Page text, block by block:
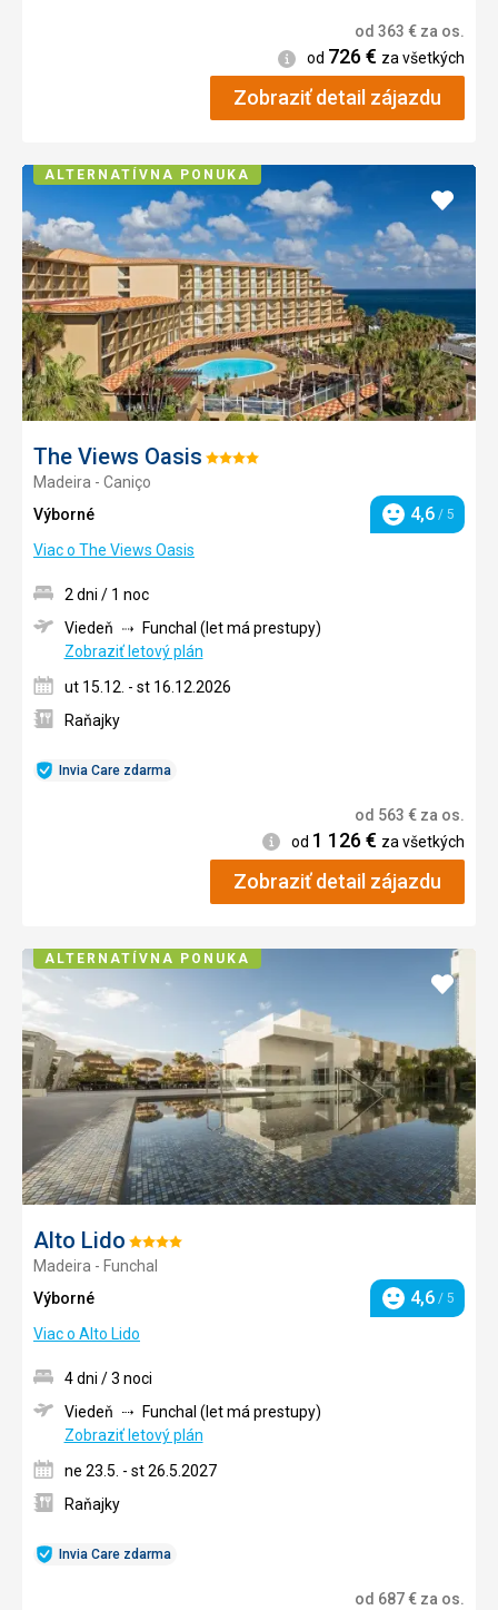
od 363 € za os.
Informácie
od 726€ za všetkých
Zobraziť detail zájazdu
The Views Oasis Hodnotenie:
Madeira - Caniço
Výborné
Hodnotenie
4,6 / 5
Viac o The Views Oasis
Pridať
Invia Care zdarma
2 dni / 1 noc
Viedeň
Funchal (let má prestupy)
Zobraziť letový plán
ut 15.12. - st 16.12.2026
Raňajky
od 563 € za os.
Informácie
od 1 126€ za všetkých
Zobraziť detail zájazdu
ALTERNATÍVNA PONUKA
Alto Lido Hodnotenie:
4/5
Madeira - Funchal
Výborné
Hodnotenie
4,6 / 5
Viac o Alto Lido
Pridať
do
Invia Care zdarma
4 dni / 3 noci
Viedeň
Funchal (let má prestupy)
Zobraziť letový plán
ne 23.5. - st 26.5.2027
Raňajky
od 687€ za os.
ALTERNATÍVNA PONUKA